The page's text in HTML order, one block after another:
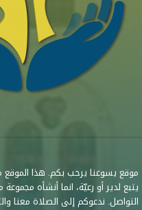
موقع يسوعنا يرحب بكم. هذا
يتبع لدير أو رعيّة، انما أنشأه
التواصل. ندعوكم إلى الصلاة معنا